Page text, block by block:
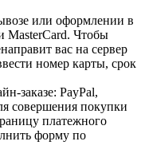
или оформлении в
MasterCard. Чтобы
вас на сервер
номер карты, срок
заказе: PayPal,
совершения покупки
платежного
форму по